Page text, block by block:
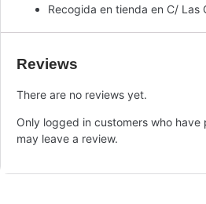
Recogida en tienda en C/ Las
Reviews
There are no reviews yet.
Only logged in customers who
may leave a review.